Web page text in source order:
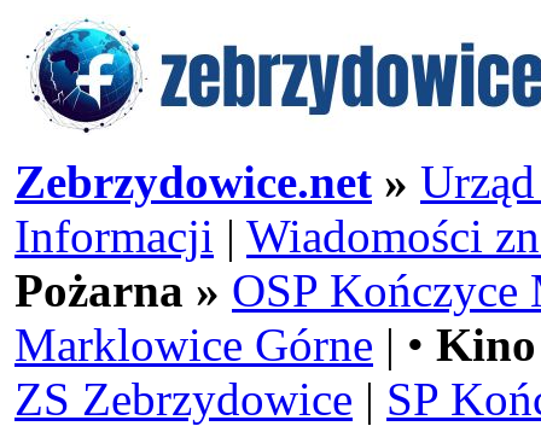
Zebrzydowice.net »
Informacji | Wiadomości
Pożarna » OSP Kończyce
Marklowice Górne | •
ZS Zebrzydowice | SP